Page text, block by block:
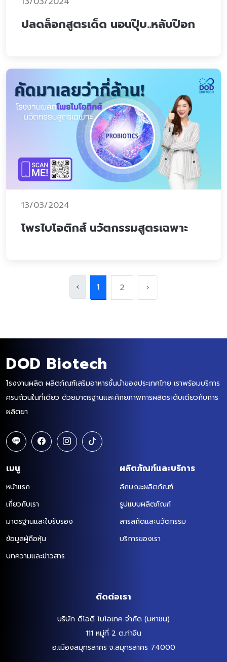
ปลดล็อกสูตรเด็ด นอนปุ๊บ..หลับป๊อก
13/03/2024
โพรไบโอติกส์ นวัตกรรมสูตรเฉพาะ
‹ 1 2 ›
DOD Biotech
โรงงานผลิต ผลิตภัณฑ์เสริมอาหารชั้นนำของประเทศไทย เราพร้อมบริการ
ครบถ้วนในที่เดียว ด้วยมาตรฐานและศักยภาพการผลิตระดับเดียวกับการ
ผลิตยา
เมนู
หน้าแรก
เกี่ยวกับเรา
มาตรฐานและใบรับรอง
ข้อมูลผู้ถือหุ้น
บทความและข่าวสาร
ผลิตภัณฑ์และบริการ
ลักษณะผลิตภัณฑ์
รูปแบบผลิตภัณฑ์
สารสกัดและนวัตกรรม
บริการของเรา
ติดต่อเรา
บริษัท ดีโอดี ไบโอเทค จำกัด (มหาชน)
111 หมู่ที่ 2 ต.ท่าจีน
อ.เมืองสมุทรสาคร จ.สมุทรสาคร 74000